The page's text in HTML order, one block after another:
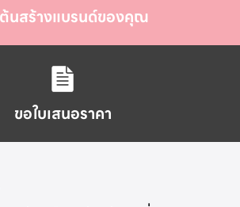
ต้นสร้างแบรนด์ของคุณ
ขอใบเสนอราคา